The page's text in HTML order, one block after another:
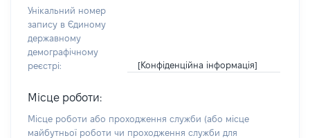
Унікальний номер
запису в Єдиному
державному
демографічному
реєстрі:
[Конфіденційна інформація]
Місце роботи:
Місце роботи або проходження служби (або місце
майбутньої роботи чи проходження служби для